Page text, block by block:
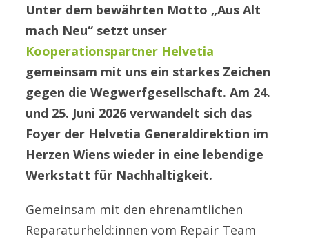
Unter dem bewährten Motto „Aus Alt
mach Neu“ setzt unser
Kooperationspartner Helvetia
gemeinsam mit uns ein starkes Zeichen
gegen die Wegwerfgesellschaft. Am 24.
und 25. Juni 2026 verwandelt sich das
Foyer der Helvetia Generaldirektion im
Herzen Wiens wieder in eine lebendige
Werkstatt für Nachhaltigkeit.
Gemeinsam mit den ehrenamtlichen
Reparaturheld:innen vom Repair Team